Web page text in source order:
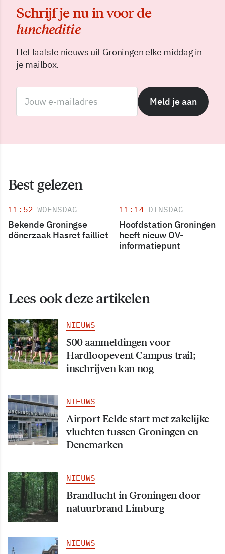
Schrijf je nu in voor de
luncheditie
Het laatste nieuws uit Groningen elke middag in
je mailbox.
Meld je aan
Best gelezen
11:52 WOENSDAG
Bekende Groningse
dönerzaak Hasret failliet
11:14 DINSDAG
Hoofdstation Groningen
heeft nieuw OV-
informatiepunt
Lees ook deze artikelen
NIEUWS
500 aanmeldingen voor
Hardloopevent Campus trail;
inschrijven kan nog
NIEUWS
Airport Eelde start met zakelijke
vluchten tussen Groningen en
Denemarken
NIEUWS
Brandlucht in Groningen door
natuurbrand Limburg
NIEUWS